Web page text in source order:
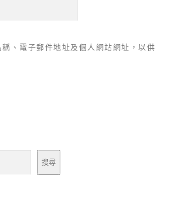
、電子郵件地址及個人網站網址，以供
搜尋